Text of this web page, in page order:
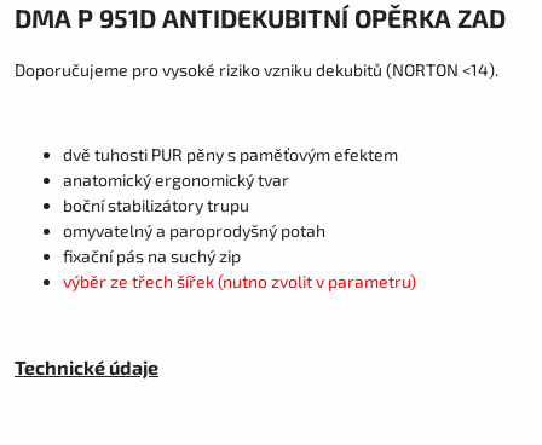
DMA P 951D ANTIDEKUBITNÍ OPĚRKA ZAD
Doporučujeme pro vysoké riziko vzniku dekubitů (NORTON <14).
dvě tuhosti PUR pěny s paměťovým efektem
anatomický ergonomický tvar
boční stabilizátory trupu
omyvatelný a paroprodyšný potah
fixační pás na suchý zip
výběr ze třech šířek (nutno zvolit v parametru)
Technické údaje